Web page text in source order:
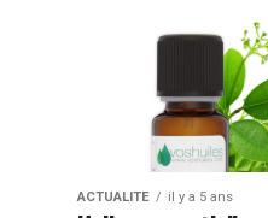
ACTUALITE il y a 5 ans